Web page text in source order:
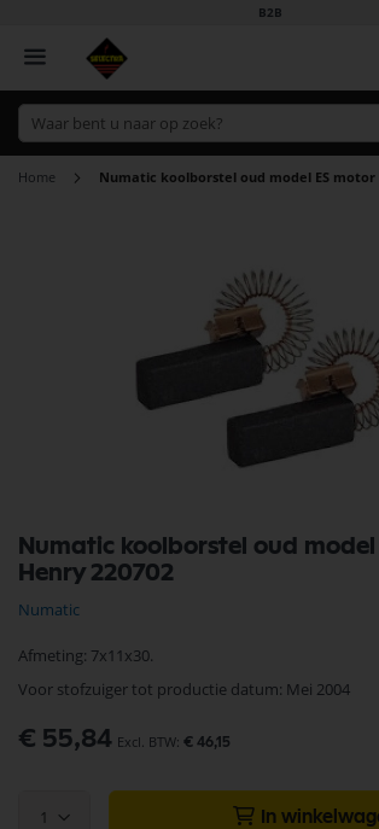
B2B
Home Numatic koolborstel oud model ES motor
Numatic koolborstel oud model
Henry 220702
Numatic
Afmeting: 7x11x30.
Voor stofzuiger tot productie datum: Mei 2004
€ 55,84 € 46,15
1 In
naar
het
van
afbeeldingen-
gallerij